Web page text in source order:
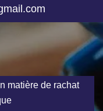
matière de rachat